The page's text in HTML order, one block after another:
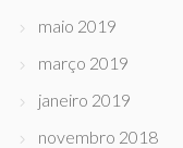
maio 2019
março 2019
janeiro 2019
novembro 2018